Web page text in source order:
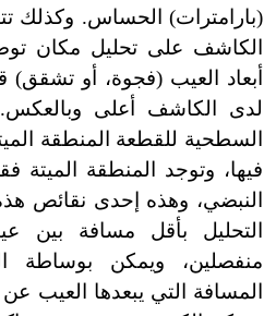
(بارامترات) الحساس. وكذلك
الكاشف على تحليل مكان
أبعاد العيب (فجوة، أو تشقق)
لدى الكاشف أعلى
السطحية للقطعة المنطقة
فيها، وتوجد المنطقة
النبضي، وهذه إحدى نقائص
التحليل بأقل مسافة بين
منفصلين، ويمكن بوساطة
المسافة التي يبعدها العيب